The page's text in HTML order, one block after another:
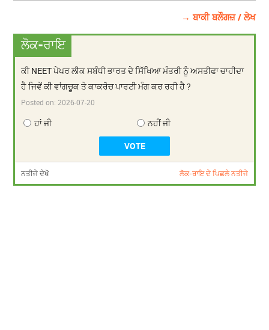
→ ਬਾਕੀ ਬਲੌਗਜ਼ / ਲੇਖ
ਲੋਕ-ਰਾਇ
ਕੀ NEET ਪੇਪਰ ਲੀਕ ਸਬੰਧੀ ਭਾਰਤ ਦੇ ਸਿੱਖਿਆ ਮੰਤਰੀ ਨੂੰ ਅਸਤੀਫਾ ਚਾਹੀਦਾ
ਹੈ ਜਿਵੇਂ ਕੀ ਵਾਂਗਚੂਕ ਤੇ ਕਾਕਰੋਚ ਪਾਰਟੀ ਮੰਗ ਕਰ ਰਹੀ ਹੈ ?
Posted on:2026-07-20
ਹਾਂ ਜੀ ਨਹੀਂ ਜੀ
ਨਤੀਜੇ ਦੇਖੋ ਲੋਕ-ਰਾਇ ਦੇ ਪਿਛਲੇ ਨਤੀਜੇ